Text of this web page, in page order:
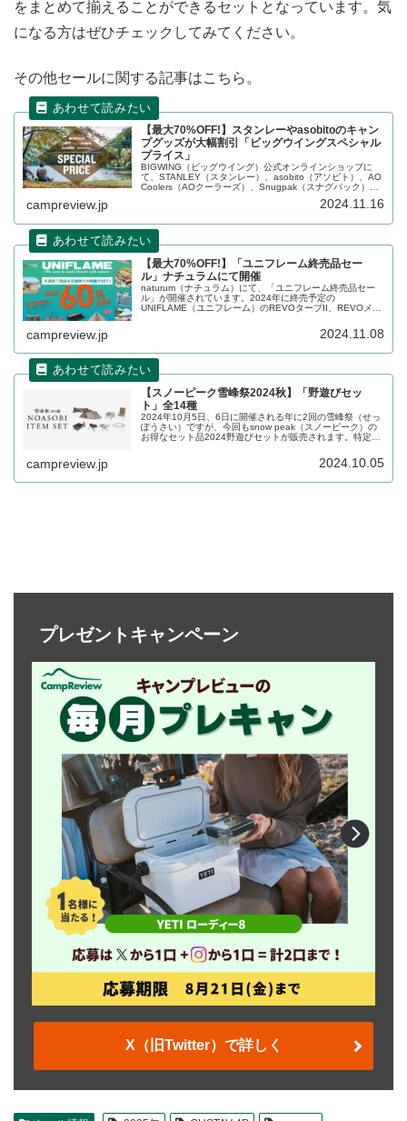
をまとめて揃えることができるセットとなっています。気
になる方はぜひチェックしてみてください。
その他セールに関する記事はこちら。
【最大70%OFF!】スタンレーやasobitoのキャン
プグッズが大幅割引「ビッグウイングスペシャル
プライス」
BIGWING（ビッグウイング）公式オンラインショップに
て、STANLEY（スタンレー）、asobito（アソビト）、AO
Coolers（AOクーラーズ）、Snugpak（スナグパック）な
割引されています。詳細をレビューします。
campreview.jp 2024.11.16
【最大70%OFF!】「ユニフレーム終売品セー
ル」ナチュラムにて開催
naturum（ナチュラム）にて、「ユニフレーム終売品セー
ル」が開催されています。2024年に終売予定の
UNIFLAME（ユニフレーム）のREVOタープII、REVOメッ
IITC、ソロ鉄250などが大幅割引されています。詳細をレビ
campreview.jp 2024.11.08
【スノーピーク雪峰祭2024秋】「野遊びセッ
ト」全14種
2024年10月5日、6日に開催される年に2回の雪峰祭（せっ
ぽうさい）ですが、今回もsnow peak（スノーピーク）の
お得なセット品2024野遊びセットが販売されます。特定ジ
campreview.jp 2024.10.05
プレゼントキャンペーン
X（旧Twitter）で詳しく